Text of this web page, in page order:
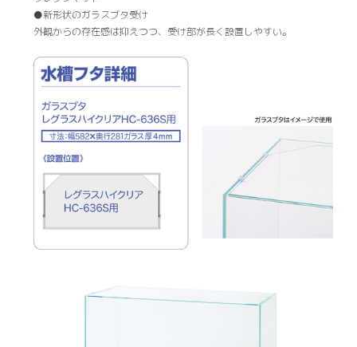
●新形状のガラスブタ受け
外観からの存在感は抑えつつ、受け部が長く設置しやすい。